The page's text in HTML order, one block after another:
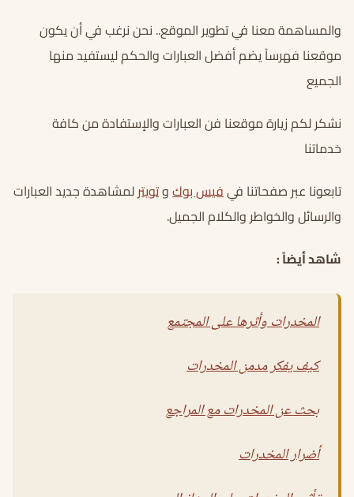
والمساهمة معنا في تطوير الموقع.. نحن نرغب في أن يكون
موقعنا فهرساً يضم أفضل العبارات والحكم ليستفيد منها
الجميع
نشكر لكم زيارة موقعنا فن العبارات والإستفادة من كافة
خدماتنا
تابعونا عبر صفحاتنا فيفيس بوكوتويترلمشاهدة جديد العبارات
والرسائل والخواطر والكلام الجميل.
شاهد أيضاً :
المخدرات وأثرها على المجتمع
كيف يفكر مدمن المخدرات
بحث عن المخدرات مع المراجع
أضرار المخدرات